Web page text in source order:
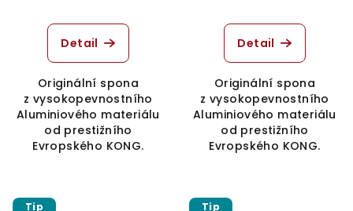
Detail
Originální spona
z vysokopevnostního
Aluminiového materiálu
od prestižního
Evropského KONG.
Detail
Originální spona
z vysokopevnostního
Aluminiového materiálu
od prestižního
Evropského KONG.
Tip Tip